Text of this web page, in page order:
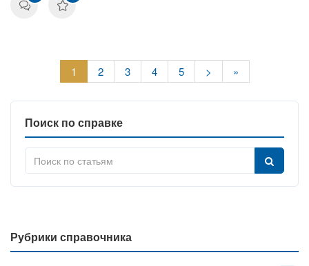
1 2 3 4 5 > »
Поиск по справке
Рубрики справочника